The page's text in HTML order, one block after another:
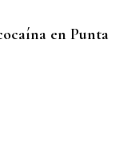
en Punta